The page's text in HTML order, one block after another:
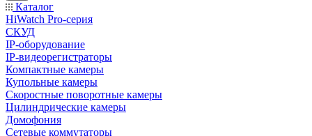
Каталог
HiWatch Pro-серия
CКУД
IP-оборудование
IP-видеорегистраторы
Компактные камеры
Купольные камеры
Скоростные поворотные камеры
Цилиндрические камеры
Домофония
Сетевые коммутаторы